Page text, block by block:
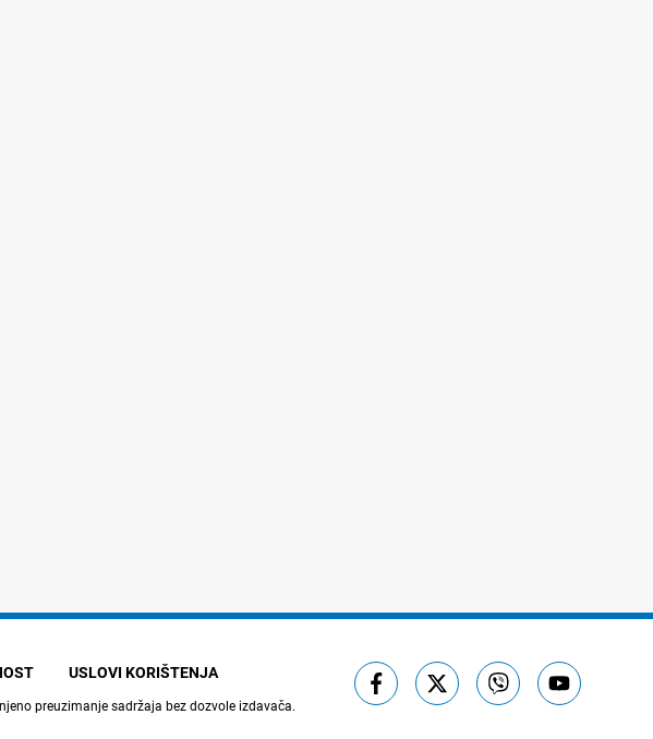
USLOVI KORIŠTENJA
preuzimanje sadržaja bez dozvole izdavača.